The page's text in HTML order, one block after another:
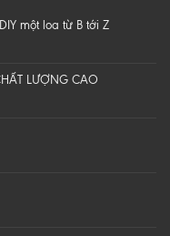
một loa từ B tới Z
LƯỢNG CAO